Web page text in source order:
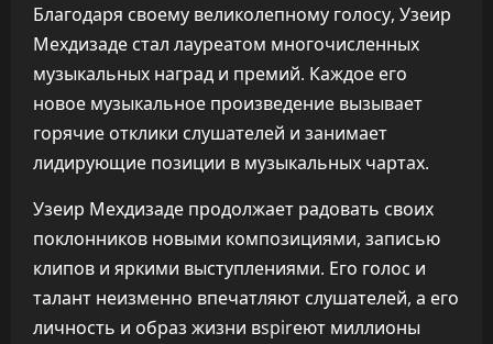
Благодаря своему великолепному голосу, Узеир
Мехдизаде стал лауреатом многочисленных
музыкальных наград и премий. Каждое его
новое музыкальное произведение вызывает
горячие отклики слушателей и занимает
лидирующие позиции в музыкальных чартах.
Узеир Мехдизаде продолжает радовать своих
поклонников новыми композициями, записью
клипов и яркими выступлениями. Его голос и
талант неизменно впечатляют слушателей, а его
личность и образ жизни вspirеют миллионы